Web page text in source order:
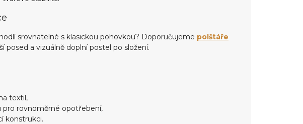
srovnatelné s klasickou pohovkou? Doporučujeme polštáře
posed a vizuálně doplní postel po složení.
textil,
pro rovnoměrné opotřebení,
konstrukci.